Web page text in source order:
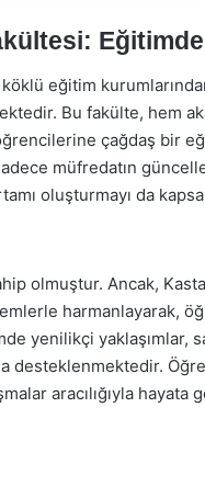
eğitim
Bu fakülte, hem
çağdaş bir
müfredatın
oluşturmayı da
olmuştur. Ancak,
harmanlayarak,
yenilikçi yaklaşımlar,
desteklenmektedir.
aracılığıyla hayata